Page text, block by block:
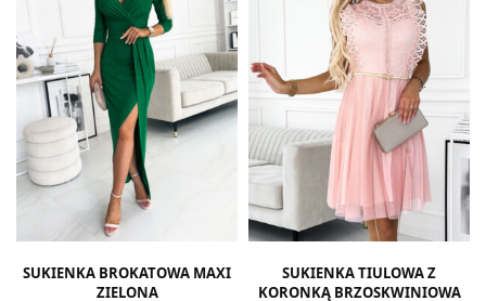
SUKIENKA BROKATOWA MAXI
ZIELONA
SUKIENKA TIULOWA Z
KORONKĄ BRZOSKWINIOWA